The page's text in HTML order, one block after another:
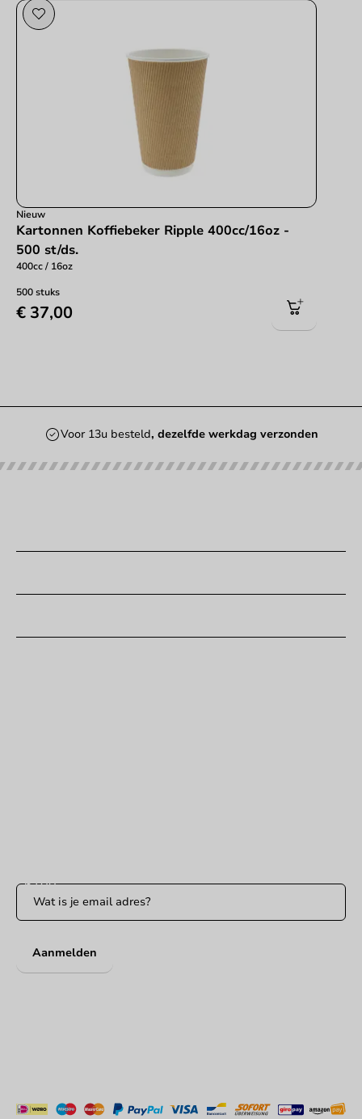
Nieuw
Kartonnen Koffiebeker Ripple 400cc/16oz -
500 st/ds.
400cc / 16oz
500 stuks
€ 37,00
Voor 13u besteld, dezelfde werkdag verzonden
Aanmelden